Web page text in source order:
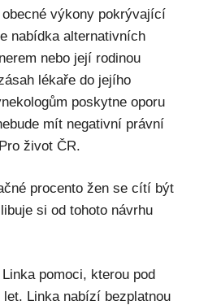
výkony pokrývající
nabídka alternativních
nebo její rodinou
lékaře do jejího
poskytne oporu
mít negativní právní
život ČR.
procento žen se cítí být
si od tohoto návrhu
pomoci, kterou pod
let. Linka nabízí bezplatnou